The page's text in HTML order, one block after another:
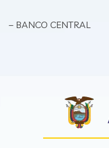
– BANCO CENTRAL